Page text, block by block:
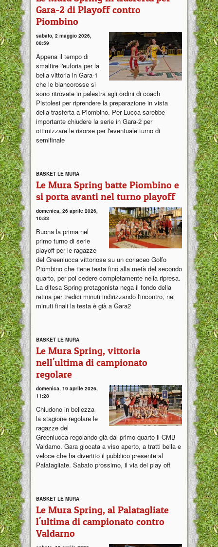
Gara-2 di Playoff contro
Piombino
sabato, 2 maggio 2026,
08:59
Appena il tempo di
smaltire l'euforia per la
bella vittoria in Gara-1
che le biancorosse si
sono ritrovate in palestra agli ordini di coach
Pistolesi per riprendere la preparazione in vista
della trasferta a Piombino. Per Lucca sarebbe
importante chiudere la serie in Gara-2 per
ottimizzare le risorse per l'eventuale turno di
semifinale
BASKET LE MURA
Le Mura Spring batte Piombino e
si porta avanti nel turno playoff
domenica, 26 aprile 2026,
10:33
Buona la prima nel
primo turno di serie
playoff per le ragazze
del Greenlucca vittoriose su un coriaceo Golfo
Piombino che tiene testa fino alla metà del secondo
quarto, per poi cedere completamente nella ripresa.
La difesa Spring protagonista nega il fondo della
retina per tredici minuti indirizzando l'incontro, nei
minuti finali la testa è già a Gara2
BASKET LE MURA
Le Mura Spring, vittoria
nell'ultima di campionato
regolare
domenica, 19 aprile 2026,
11:28
Chiudono in bellezza
la stagione regolare le
ragazze del
Greenlucca regolando già dal primo quarto il CMB
Valdarno. Gara giocata a viso aperto, a tratti bella e
veloce che ha divertito il pubblico presente al
Palatagliate. Sabato prossimo, il via dei play off
BASKET LE MURA
Le Mura Spring, al Palatagliate
l'ultima di campionato contro
Valdarno